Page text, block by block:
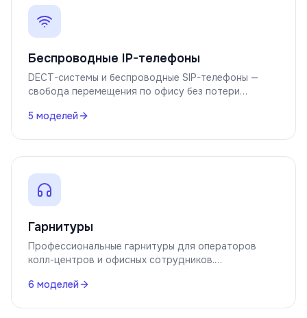
Беспроводные IP-телефоны
DECT-системы и беспроводные SIP-телефоны —
свобода перемещения по офису без потери
5 моделей
Гарнитуры
Профессиональные гарнитуры для операторов
колл-центров и офисных сотрудников.
6 моделей